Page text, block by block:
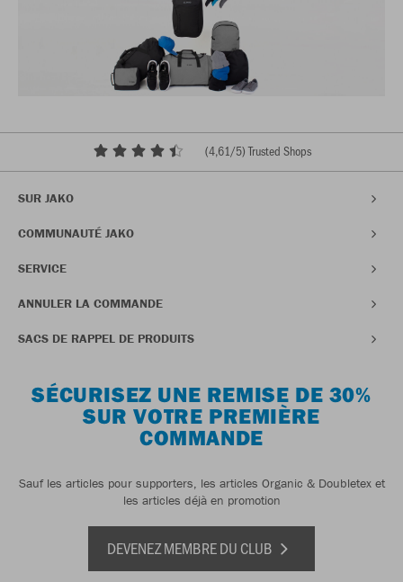
(4,61/5) Trusted Shops
SUR JAKO
COMMUNAUTÉ JAKO
SERVICE
ANNULER LA COMMANDE
SACS DE RAPPEL DE PRODUITS
SÉCURISEZ UNE REMISE DE 30%
SUR VOTRE PREMIÈRE
COMMANDE
Sauf les articles pour supporters, les articles Organic & Doubletex et
les articles déjà en promotion
DEVENEZ MEMBRE DU CLUB